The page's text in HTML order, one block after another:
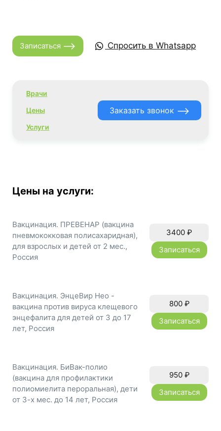
Записаться ⟶ Спросить в Whatsapp
Врачи
Цены
Услуги
Заказать звонок ⟶
Цены на услуги:
Вакцинация. ПРЕВЕНАР (вакцина
пневмококковая полисахаридная),
для взрослых и детей от 2 мес.,
Россия
3400 ₽
Записаться
Вакцинация. ЭнцеВир Нео -
вакцина против вируса клещевого
энцефалита для детей от 3 до 17
лет, Россия
800 ₽
Записаться
Вакцинация. БиВак-полио
(вакцина для профилактики
полиомиелита пероральная), дети
от 3-х мес. до 14 лет, Россия
950 ₽
Записаться